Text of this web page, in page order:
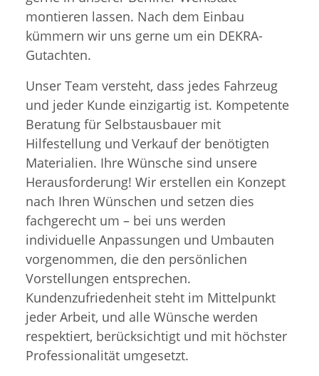
montieren lassen. Nach dem Einbau
kümmern wir uns gerne um ein DEKRA-
Gutachten.
Unser Team versteht, dass jedes Fahrzeug
und jeder Kunde einzigartig ist. Kompetente
Beratung für Selbstausbauer mit
Hilfestellung und Verkauf der benötigten
Materialien. Ihre Wünsche sind unsere
Herausforderung! Wir erstellen ein Konzept
nach Ihren Wünschen und setzen dies
fachgerecht um – bei uns werden
individuelle Anpassungen und Umbauten
vorgenommen, die den persönlichen
Vorstellungen entsprechen.
Kundenzufriedenheit steht im Mittelpunkt
jeder Arbeit, und alle Wünsche werden
respektiert, berücksichtigt und mit höchster
Professionalität umgesetzt.